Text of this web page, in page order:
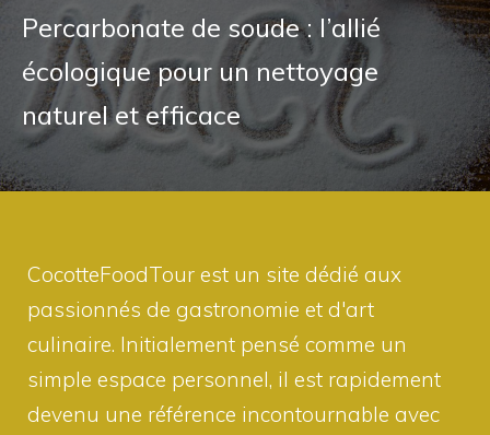
Percarbonate de soude : l’allié
écologique pour un nettoyage
naturel et efficace
CocotteFoodTour est un site dédié aux
passionnés de gastronomie et d'art
culinaire. Initialement pensé comme un
simple espace personnel, il est rapidement
devenu une référence incontournable avec